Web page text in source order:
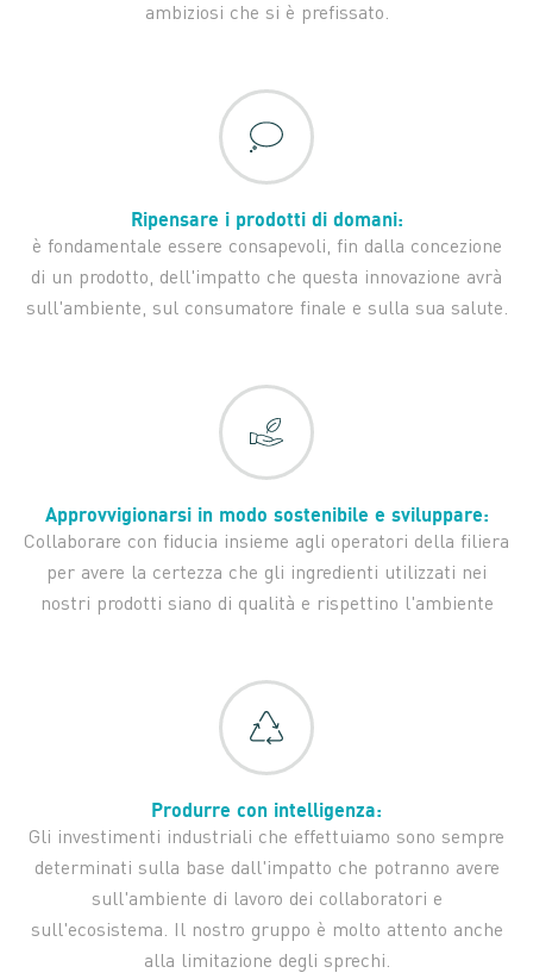
ambiziosi che si è prefissato.
Ripensare i prodotti di domani:
è fondamentale essere consapevoli, fin dalla concezione
di un prodotto, dell'impatto che questa innovazione avrà
sull'ambiente, sul consumatore finale e sulla sua salute.
Approvvigionarsi in modo sostenibile e sviluppare:
Collaborare con fiducia insieme agli operatori della filiera
per avere la certezza che gli ingredienti utilizzati nei
nostri prodotti siano di qualità e rispettino l'ambiente
Produrre con intelligenza:
Gli investimenti industriali che effettuiamo sono sempre
determinati sulla base dall'impatto che potranno avere
sull'ambiente di lavoro dei collaboratori e
sull'ecosistema. Il nostro gruppo è molto attento anche
alla limitazione degli sprechi.